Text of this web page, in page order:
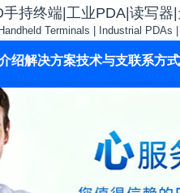
手持终端|工业PDA|读写器
Terminals | Industrial PDAs
绍解决方案技术与支联系方式